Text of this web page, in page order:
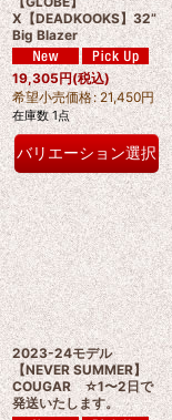
X【DEADKOOKS】32”
Big Blazer
19,305円(税込)
希望小売価格: 21,450円
在庫数 1点
バリエーション選択
2023-24モデル
【NEVER SUMMER】
COUGAR ☆1〜2日で
発送いたします。